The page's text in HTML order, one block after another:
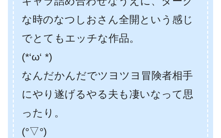
な時のなつしおさん全開という感じ
でとてもエッチな作品。
(*‘ω‘ *)
なんだかんだでツヨツヨ冒険者相手
にやり遂げるやる夫も凄いなって思
ったり。
(°▽°)